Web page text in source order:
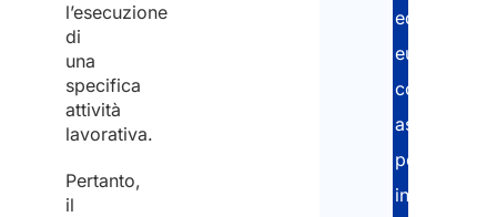
l’esecuzione
di
una
specifica
attività
lavorativa.
Pertanto,
il
ed
europee,
con
assistenza
in